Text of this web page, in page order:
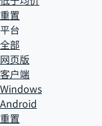
重置
平台
全部
网页版
客户端
Windows
Android
重置